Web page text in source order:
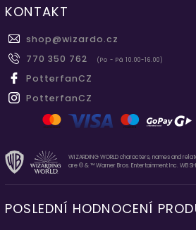
KONTAKT
shop@wizardo.cz
770 350 762
(Po - Pá 10.00-16.00)
PotterfanCZ
PotterfanCZ
WIZARDING WORLD characters, names and
are © & ™ Warner Bros. Entertainment Inc. WB
POSLEDNÍ HODNOCENÍ